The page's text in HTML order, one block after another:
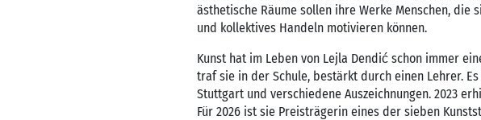
ästhetische Räume sollen ihre Werke Menschen, die
und kollektives Handeln motivieren können.
Kunst hat im Leben von Lejla Dendić schon immer
traf sie in der Schule, bestärkt durch einen Lehrer.
Stuttgart und verschiedene Auszeichnungen. 2023
Für 2026 ist sie Preisträgerin eines der sieben